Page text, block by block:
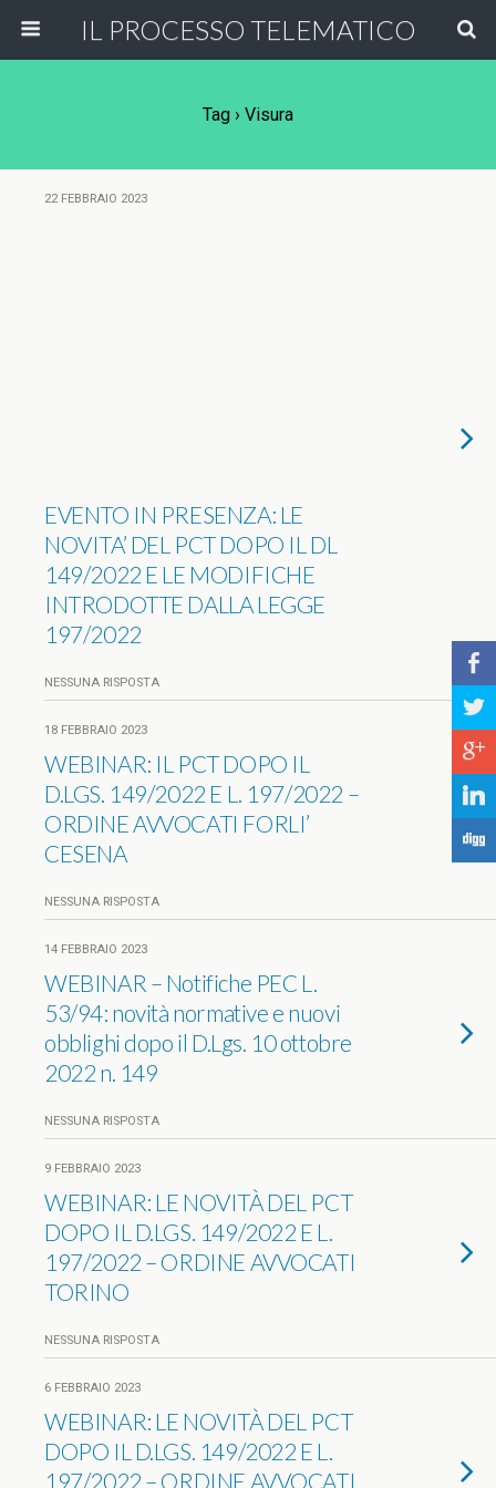
IL PROCESSO TELEMATICO
Tag › Visura
22 FEBBRAIO 2023
EVENTO IN PRESENZA: LE
NOVITA’ DEL PCT DOPO IL DL
149/2022 E LE MODIFICHE
INTRODOTTE DALLA LEGGE
197/2022
NESSUNA RISPOSTA
18 FEBBRAIO 2023
WEBINAR: IL PCT DOPO IL
D.LGS. 149/2022 E L. 197/2022 –
ORDINE AVVOCATI FORLI’
CESENA
NESSUNA RISPOSTA
14 FEBBRAIO 2023
WEBINAR – Notifiche PEC L.
53/94: novità normative e nuovi
obblighi dopo il D.Lgs. 10 ottobre
2022 n. 149
NESSUNA RISPOSTA
9 FEBBRAIO 2023
WEBINAR: LE NOVITÀ DEL PCT
DOPO IL D.LGS. 149/2022 E L.
197/2022 – ORDINE AVVOCATI
TORINO
NESSUNA RISPOSTA
6 FEBBRAIO 2023
WEBINAR: LE NOVITÀ DEL PCT
DOPO IL D.LGS. 149/2022 E L.
197/2022 – ORDINE AVVOCATI
b
a
c
j
F